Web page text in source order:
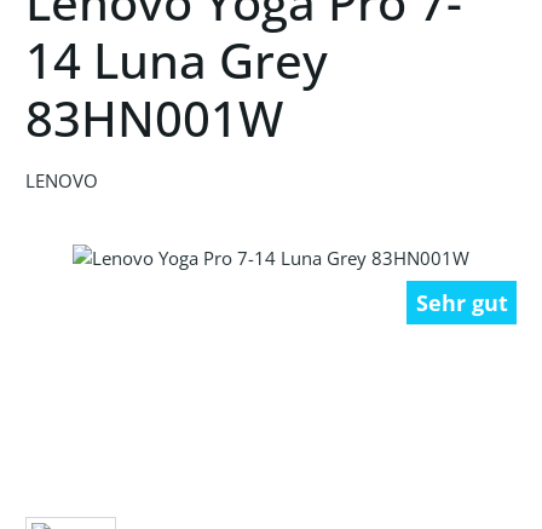
14 Luna Grey
83HN001W
LENOVO
Bildergalerie überspringen
Sehr gut